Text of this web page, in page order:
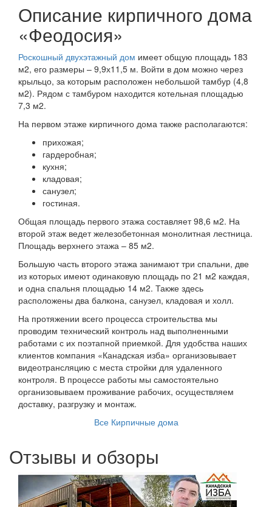
Описание кирпичного дома
«Феодосия»
Роскошный двухэтажный дом имеет общую площадь 183
м2, его размеры – 9,9х11,5 м. Войти в дом можно через
крыльцо, за которым расположен небольшой тамбур (4,8
м2). Рядом с тамбуром находится котельная площадью
7,3 м2.
На первом этаже кирпичного дома также располагаются:
прихожая;
гардеробная;
кухня;
кладовая;
санузел;
гостиная.
Общая площадь первого этажа составляет 98,6 м2. На
второй этаж ведет железобетонная монолитная лестница.
Площадь верхнего этажа – 85 м2.
Большую часть второго этажа занимают три спальни, две
из которых имеют одинаковую площадь по 21 м2 каждая,
и одна спальня площадью 14 м2. Также здесь
расположены два балкона, санузел, кладовая и холл.
На протяжении всего процесса строительства мы
проводим технический контроль над выполненными
работами с их поэтапной приемкой. Для удобства наших
клиентов компания «Канадская изба» организовывает
видеотрансляцию с места стройки для удаленного
контроля. В процессе работы мы самостоятельно
организовываем проживание рабочих, осуществляем
доставку, разгрузку и монтаж.
Все Кирпичные дома
Отзывы и обзоры